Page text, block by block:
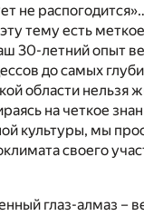
не
тему есть
30-летний опыт
до самых
области
на четкое
культуры, мы
своего
глаз-алмаз –